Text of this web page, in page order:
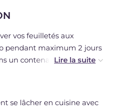
vos feuilletés aux
pendant maximum 2 jours
un contenant
congélation une fois cuits.
congeler les feuilletés
se lâcher en cuisine avec